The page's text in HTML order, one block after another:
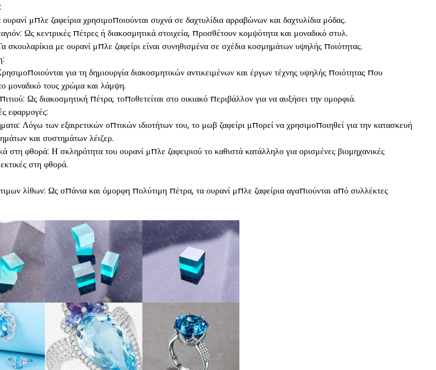
μπλε ζαφείρια χρησιμοποιούνται συχνά σε δαχτυλίδια αρραβώνων και δαχτυλίδια μόδας.
Ως κεντρικές πέτρες ή διακοσμητικά στοιχεία, προσθέτουν κομψότητα και μοναδικό στυλ.
σκουλαρίκια με ουρανί μπλε ζαφείρι είναι συνηθισμένα σε σχέδια κοσμημάτων υψηλής ποιότητας.
για τη δημιουργία διακοσμητικών αντικειμένων και έργων τέχνης υψηλής ποιότητας που
μοναδικό τους χρώμα και λάμψη.
Ως διακοσμητική πέτρα, τοποθετείται στο οικιακό περιβάλλον για να αυξήσει την ομορφιά.
εφαρμογές:
Λόγω των εξαιρετικών οπτικών ιδιοτήτων του, το μωβ ζαφείρι μπορεί να χρησιμοποιηθεί για την κατασκευή
και συστημάτων λέιζερ.
στη φθορά: Η σκληρότητα του ουρανί μπλε ζαφειριού το καθιστά κατάλληλο για ορισμένες βιομηχανικές
στη φθορά.
λίθων: Ως σπάνια και όμορφη πολύτιμη πέτρα, τα ουρανί μπλε ζαφείρια αγαπιούνται από συλλέκτες